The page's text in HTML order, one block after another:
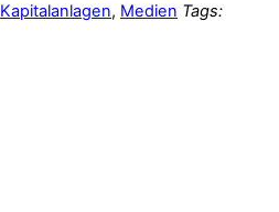
Kapitalanlagen, Medien Tags: